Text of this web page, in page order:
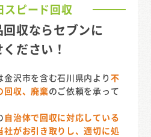
スピード回収
収ならセブンに
ださい！
沢市を含む石川県内より不
回収、廃棄のご依頼を承って
自治体で回収に対応している
がお引き取りし、適切に処